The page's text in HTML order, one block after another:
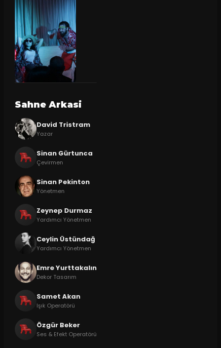
Sahne Arkasi
David Tristram
Yazar
Sinan Gürtunca
Çevirmen
Sinan Pekinton
Yönetmen
Zeynep Durmaz
Yardımcı Yönetmen
Ceylin Üstündağ
Yardımcı Yönetmen
Emre Yurttakalın
Dekor Tasarım
Samet Akan
Işık Operatörü
Özgür Beker
Ses & Efekt Operatörü